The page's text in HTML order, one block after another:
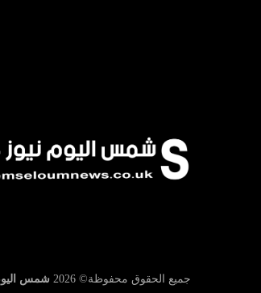
جميع الحقوق محفوظة© 2026 شمس اليوم